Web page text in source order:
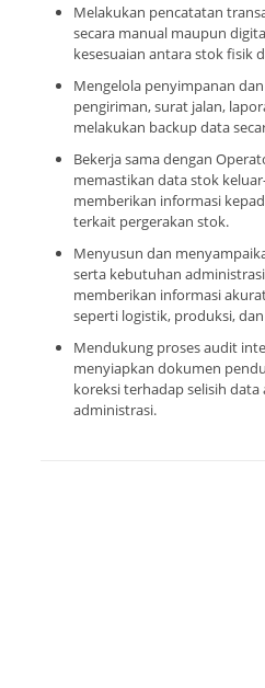
Melakukan pencatatan
secara manual maupun
kesesuaian antara stok fisik
Mengelola penyimpanan
pengiriman, surat jalan,
melakukan backup data
Bekerja sama dengan
memastikan data stok
memberikan informasi
terkait pergerakan stok.
Menyusun dan
serta kebutuhan
memberikan informasi
seperti logistik, produksi, dan
Mendukung proses audit
menyiapkan dokumen
koreksi terhadap selisih
administrasi.